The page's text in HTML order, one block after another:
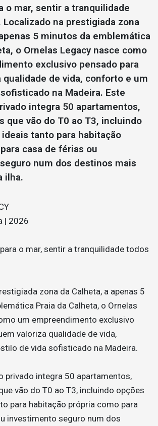
o mar, sentir a tranquilidade
na prestigiada zona
5 minutos da emblemática
o Ornelas Legacy nasce como
exclusivo pensado para
qualidade de vida, conforto e um
na Madeira. Este
integra 50 apartamentos,
que vão do T0 ao T3, incluindo
tanto para habitação
casa de férias ou
num dos destinos mais
ilha.
| 2026
o mar, sentir a tranquilidade todos
zona da Calheta, a apenas 5
Praia da Calheta, o Ornelas
um empreendimento exclusivo
valoriza qualidade de vida,
de vida sofisticado na Madeira.
privado integra 50 apartamentos,
vão do T0 ao T3, incluindo opções
para habitação própria como para
investimento seguro num dos